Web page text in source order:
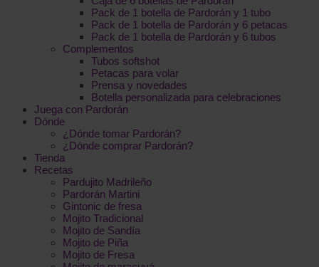
Pack de 1 botella de Pardorán y 1 tubo
Pack de 1 botella de Pardorán y 6 petacas
Pack de 1 botella de Pardorán y 6 tubos
Complementos
Tubos softshot
Petacas para volar
Prensa y novedades
Botella personalizada para celebraciones
Juega con Pardorán
Dónde
¿Dónde tomar Pardorán?
¿Dónde comprar Pardorán?
Tienda
Recetas
Pardujito Madrileño
Pardorán Martini
Gintonic de fresa
Mojito Tradicional
Mojito de Sandía
Mojito de Piña
Mojito de Fresa